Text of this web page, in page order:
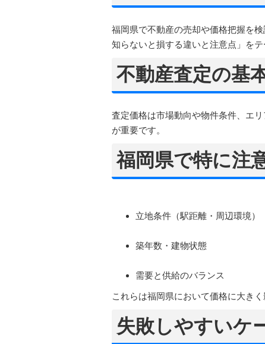
福岡県で不動産の売却や価格把握を
知らないと損する違いと注意点」を
不動産査定の基
査定価格は市場動向や物件条件、エ
が重要です。
福岡県で特に注
立地条件（駅距離・周辺環境）
築年数・建物状態
需要と供給のバランス
これらは福岡県において価格に大きく
失敗しやすいケ